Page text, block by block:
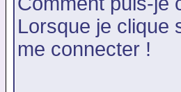
Lorsque je clique
me connecter !